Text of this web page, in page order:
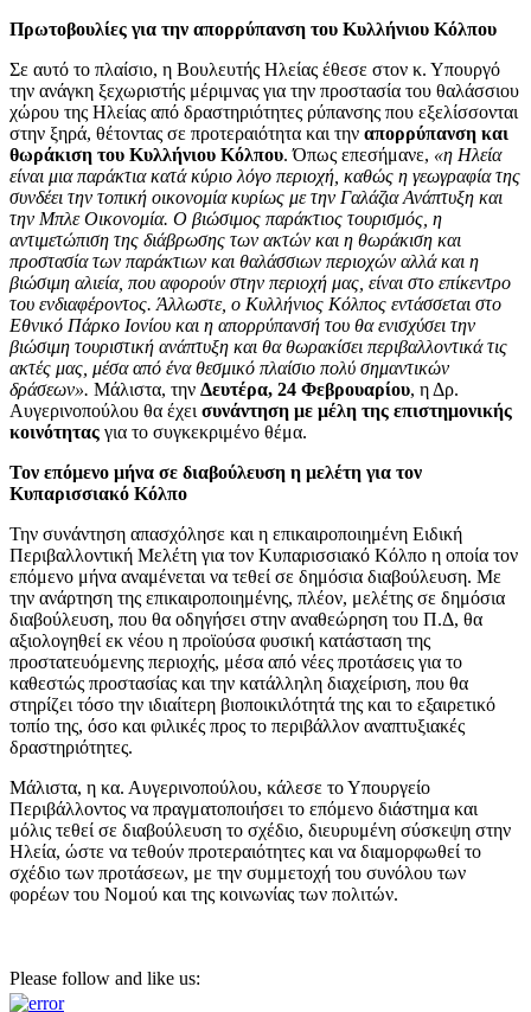
Πρωτοβουλίες για την απορρύπανση του Κυλλήνιου Κόλπου
Σε αυτό το πλαίσιο, η Βουλευτής Ηλείας έθεσε στον κ. Υπουργό
την ανάγκη ξεχωριστής μέριμνας για την προστασία του θαλάσσιου
χώρου της Ηλείας από δραστηριότητες ρύπανσης που εξελίσσονται
στην ξηρά, θέτοντας σε προτεραιότητα και την απορρύπανση και
θωράκιση του Κυλλήνιου Κόλπου. Όπως επεσήμανε, «η Ηλεία
είναι μια παράκτια κατά κύριο λόγο περιοχή, καθώς η γεωγραφία της
συνδέει την τοπική οικονομία κυρίως με την Γαλάζια Ανάπτυξη και
την Μπλε Οικονομία. Ο βιώσιμος παράκτιος τουρισμός, η
αντιμετώπιση της διάβρωσης των ακτών και η θωράκιση και
προστασία των παράκτιων και θαλάσσιων περιοχών αλλά και η
βιώσιμη αλιεία, που αφορούν στην περιοχή μας, είναι στο επίκεντρο
του ενδιαφέροντος. Άλλωστε, ο Κυλλήνιος Κόλπος εντάσσεται στο
Εθνικό Πάρκο Ιονίου και η απορρύπανσή του θα ενισχύσει την
βιώσιμη τουριστική ανάπτυξη και θα θωρακίσει περιβαλλοντικά τις
ακτές μας, μέσα από ένα θεσμικό πλαίσιο πολύ σημαντικών
δράσεων». Μάλιστα, την Δευτέρα, 24 Φεβρουαρίου, η Δρ.
Αυγερινοπούλου θα έχει συνάντηση με μέλη της επιστημονικής
κοινότητας για το συγκεκριμένο θέμα.
Τον επόμενο μήνα σε διαβούλευση η μελέτη για τον
Κυπαρισσιακό Κόλπο
Την συνάντηση απασχόλησε και η επικαιροποιημένη Ειδική
Περιβαλλοντική Μελέτη για τον Κυπαρισσιακό Κόλπο η οποία τον
επόμενο μήνα αναμένεται να τεθεί σε δημόσια διαβούλευση. Με
την ανάρτηση της επικαιροποιημένης, πλέον, μελέτης σε δημόσια
διαβούλευση, που θα οδηγήσει στην αναθεώρηση του Π.Δ, θα
αξιολογηθεί εκ νέου η προϊούσα φυσική κατάσταση της
προστατευόμενης περιοχής, μέσα από νέες προτάσεις για το
καθεστώς προστασίας και την κατάλληλη διαχείριση, που θα
στηρίζει τόσο την ιδιαίτερη βιοποικιλότητά της και το εξαιρετικό
τοπίο της, όσο και φιλικές προς το περιβάλλον αναπτυξιακές
δραστηριότητες.
Μάλιστα, η κα. Αυγερινοπούλου, κάλεσε το Υπουργείο
Περιβάλλοντος να πραγματοποιήσει το επόμενο διάστημα και
μόλις τεθεί σε διαβούλευση το σχέδιο, διευρυμένη σύσκεψη στην
Ηλεία, ώστε να τεθούν προτεραιότητες και να διαμορφωθεί το
σχέδιο των προτάσεων, με την συμμετοχή του συνόλου των
φορέων του Νομού και της κοινωνίας των πολιτών.
Please follow and like us: